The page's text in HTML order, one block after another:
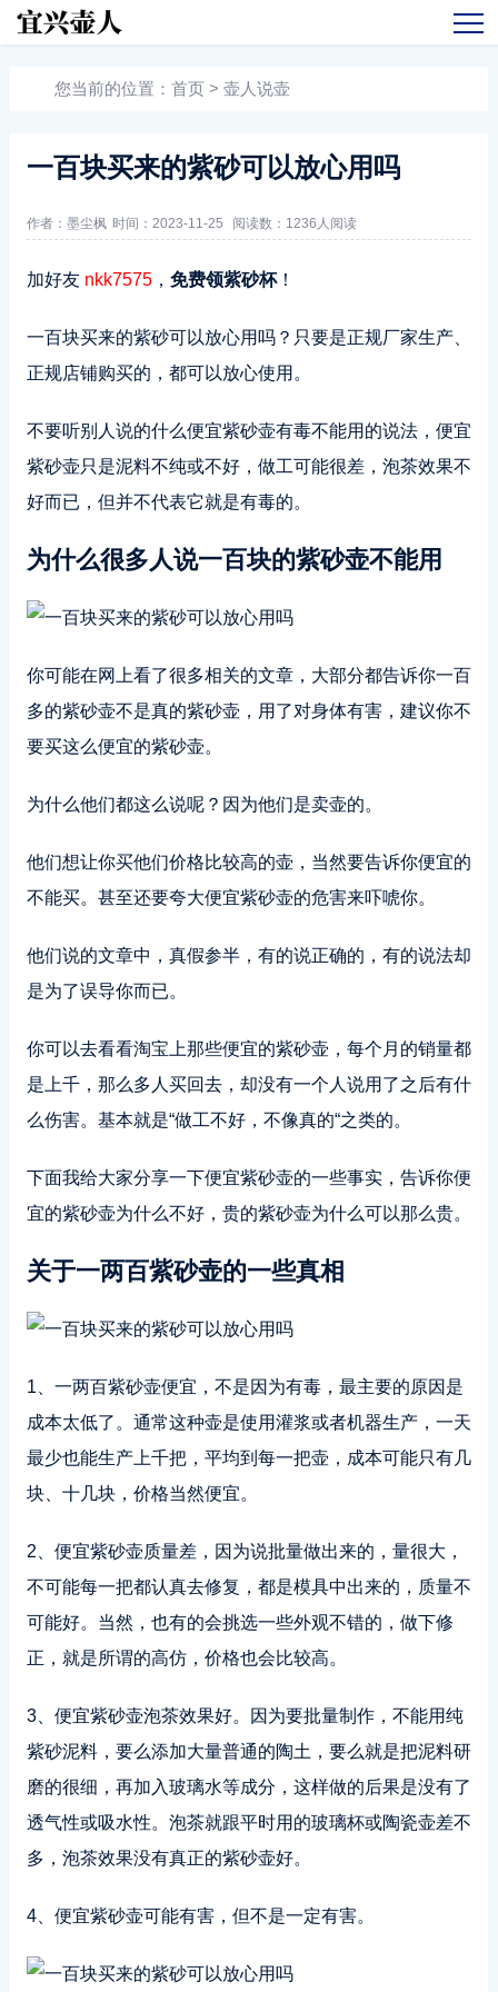
您当前的位置： 首页 > 壶人说壶
一百块买来的紫砂可以放心用吗
作者：墨尘枫 时间：2023-11-25 阅读数： 1236人阅读
加好友 nkk7575， 免费领紫砂杯！
一百块买来的紫砂可以放心用吗？只要是正规厂家生产、
正规店铺购买的，都可以放心使用。
不要听别人说的什么便宜紫砂壶有毒不能用的说法，便宜
紫砂壶只是泥料不纯或不好，做工可能很差，泡茶效果不
好而已，但并不代表它就是有毒的。
为什么很多人说一百块的紫砂壶不能用
你可能在网上看了很多相关的文章，大部分都告诉你一百
多的紫砂壶不是真的紫砂壶，用了对身体有害，建议你不
要买这么便宜的紫砂壶。
为什么他们都这么说呢？因为他们是卖壶的。
他们想让你买他们价格比较高的壶，当然要告诉你便宜的
不能买。甚至还要夸大便宜紫砂壶的危害来吓唬你。
他们说的文章中，真假参半，有的说正确的，有的说法却
是为了误导你而已。
你可以去看看淘宝上那些便宜的紫砂壶，每个月的销量都
是上千，那么多人买回去，却没有一个人说用了之后有什
么伤害。基本就是“做工不好，不像真的“之类的。
下面我给大家分享一下便宜紫砂壶的一些事实，告诉你便
宜的紫砂壶为什么不好，贵的紫砂壶为什么可以那么贵。
关于一两百紫砂壶的一些真相
1、一两百紫砂壶便宜，不是因为有毒，最主要的原因是
成本太低了。通常这种壶是使用灌浆或者机器生产，一天
最少也能生产上千把，平均到每一把壶，成本可能只有几
块、十几块，价格当然便宜。
2、便宜紫砂壶质量差，因为说批量做出来的，量很大，
不可能每一把都认真去修复，都是模具中出来的，质量不
可能好。当然，也有的会挑选一些外观不错的，做下修
正，就是所谓的高仿，价格也会比较高。
3、便宜紫砂壶泡茶效果好。因为要批量制作，不能用纯
紫砂泥料，要么添加大量普通的陶土，要么就是把泥料研
磨的很细，再加入玻璃水等成分，这样做的后果是没有了
透气性或吸水性。泡茶就跟平时用的玻璃杯或陶瓷壶差不
多，泡茶效果没有真正的紫砂壶好。
4、便宜紫砂壶可能有害，但不是一定有害。